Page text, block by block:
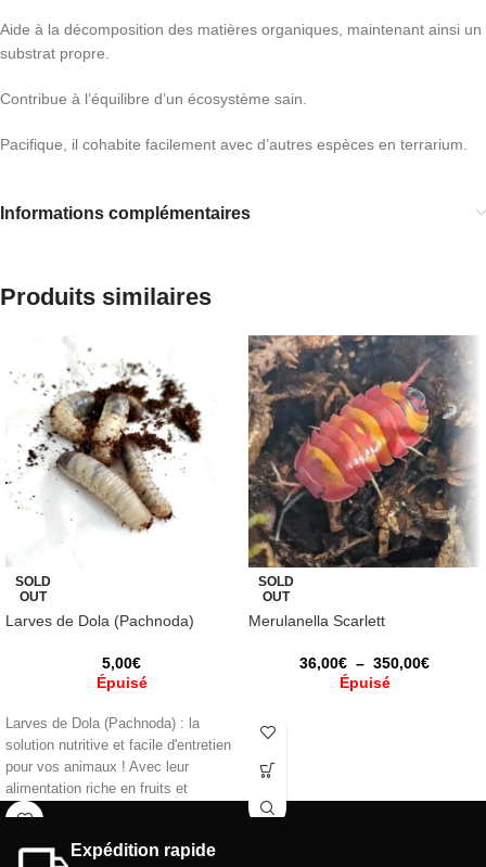
Aide à la décomposition des matières organiques, maintenant ainsi un
substrat propre.
Contribue à l’équilibre d’un écosystème sain.
Pacifique, il cohabite facilement avec d’autres espèces en terrarium.
Informations complémentaires
Produits similaires
SOLD
OUT
Larves de Dola (Pachnoda)
5,00€
Épuisé
Larves de Dola (Pachnoda) : la
solution nutritive et facile d'entretien
pour vos animaux ! Avec leur
alimentation riche en fruits et
légumes, ils constituent une
contiennent pratiquement aucune
SOLD
OUT
Merulanella Scarlett
36,00€ – 350,00€
Épuisé
Expédition rapide